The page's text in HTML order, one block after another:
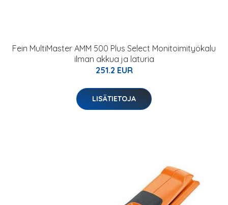
Fein MultiMaster AMM 500 Plus Select Monitoimityökalu
ilman akkua ja laturia
251.2 EUR
LISÄTIETOJA